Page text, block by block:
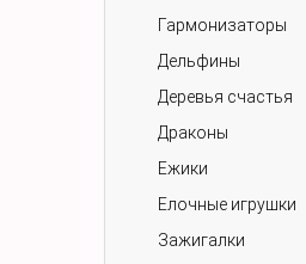
Гармонизаторы
Дельфины
Деревья счастья
Драконы
Ежики
Елочные игрушки
Зажигалки